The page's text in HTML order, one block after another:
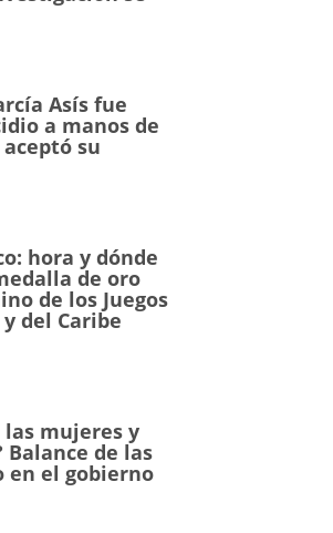
Asís fue
a manos de
su
hora y dónde
de oro
de los Juegos
del Caribe
las mujeres y
Balance de las
en el gobierno